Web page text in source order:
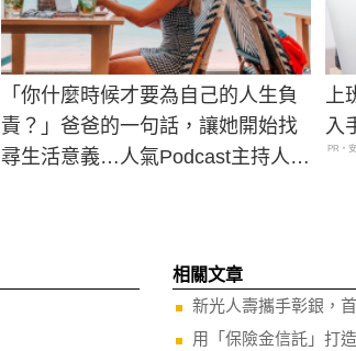
「你什麼時候才要為自己的人生負
責？」爸爸的一句話，讓她開始找
尋生活意義…人氣Podcast主持人：
入
PR・
相關文章
新光人壽攜手彰銀，
用「保險金信託」打